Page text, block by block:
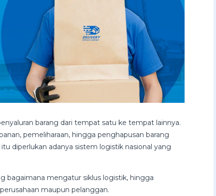
barang dari tempat satu ke tempat lainnya.
pemeliharaan, hingga penghapusan barang
diperlukan adanya sistem logistik nasional yang
bagaimana mengatur siklus logistik, hingga
maupun pelanggan.